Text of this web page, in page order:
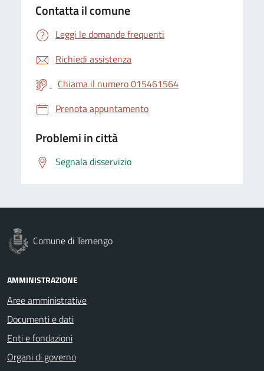
Contatta il comune
Leggi le domande frequenti
Richiedi assistenza
Chiama il numero 015461564
Prenota appuntamento
Problemi in città
Segnala disservizio
Comune di Ternengo
AMMINISTRAZIONE
Aree amministrative
Documenti e dati
Enti e fondazioni
Organi di governo